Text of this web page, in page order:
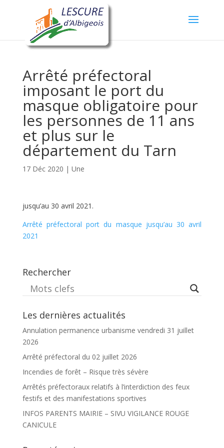
Arrêté préfectoral
imposant le port du
masque obligatoire pour
les personnes de 11 ans
et plus sur le
département du Tarn
17 Déc 2020 | Une
jusqu’au 30 avril 2021.
Arrêté préfectoral port du masque jusqu’au 30 avril
2021
Rechercher
Les dernières actualités
Annulation permanence urbanisme vendredi 31 juillet
2026
Arrêté préfectoral du 02 juillet 2026
Incendies de forêt – Risque très sévère
Arrêtés préfectoraux relatifs à l’interdiction des feux
festifs et des manifestations sportives
INFOS PARENTS MAIRIE – SIVU VIGILANCE ROUGE
CANICULE